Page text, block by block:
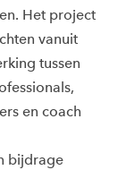
Het project
vanuit
tussen
en coach
bijdrage